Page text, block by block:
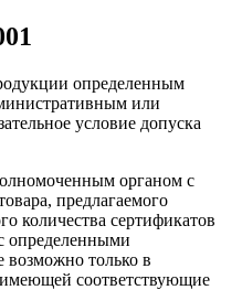
определенным
или
условие допуска
органом с
предлагаемого
количества сертификатов
определенными
возможно только в
соответствующие